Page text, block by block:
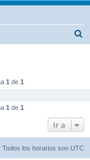
1 de 1
1 de 1
Ir a
Todos los horarios son UTC